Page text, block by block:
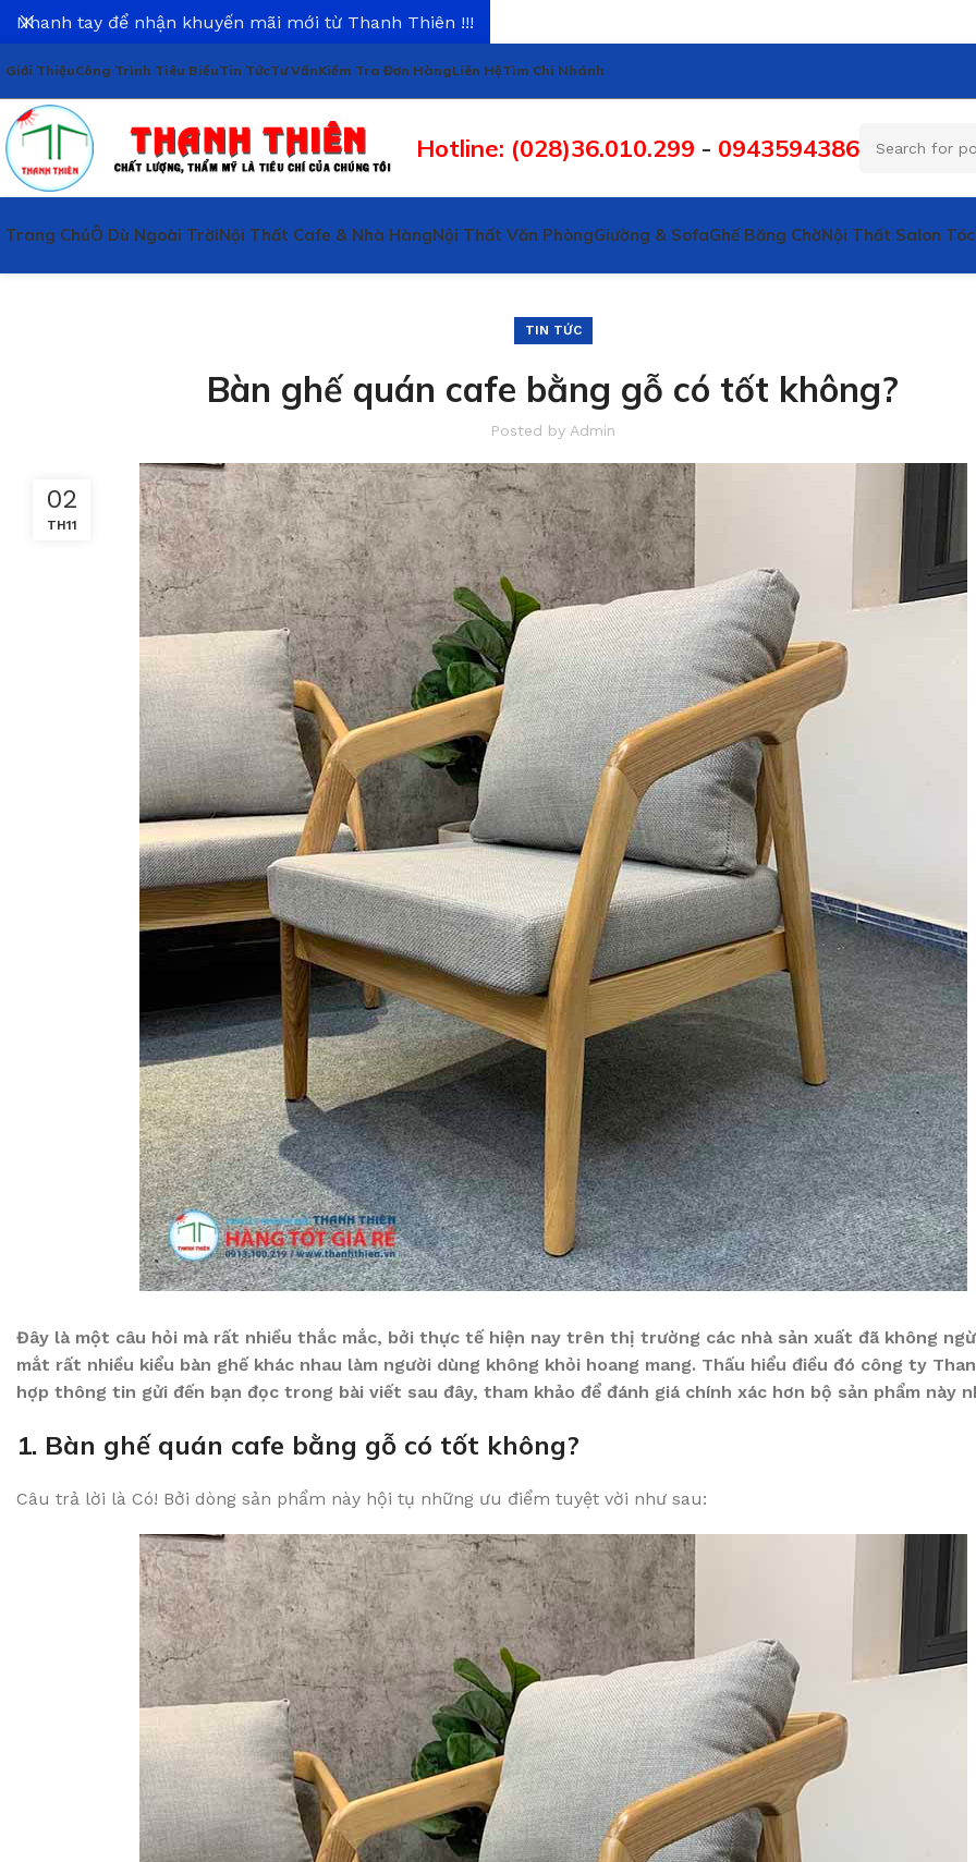
Giới ThiệuCông Trình Tiêu BiểuTin TứcTư VấnKiểm Tra Đơn HàngLiên HệTìm Chi Nhánh
Hotline: (028)36.010.299 - 0943594386
Trang ChủÔ Dù Ngoài TrờiNội Thất Cafe & Nhà HàngNội Thất Văn PhòngGiường & SofaGhế Băng ChờNội Thất Salon Tóc
TIN TỨC
Bàn ghế quán cafe bằng gỗ có tốt không?
Posted by Admin
02
TH11
Đây là một câu hỏi mà rất nhiều thắc mắc, bởi thực tế hiện nay trên thị trường các nhà sản xuất đã không
mắt rất nhiều kiểu bàn ghế khác nhau làm người dùng không khỏi hoang mang. Thấu hiểu điều đó công ty
hợp thông tin gửi đến bạn đọc trong bài viết sau đây, tham khảo để đánh giá chính xác hơn bộ sản phẩm này
1. Bàn ghế quán cafe bằng gỗ có tốt không?
Câu trả lời là Có! Bởi dòng sản phẩm này hội tụ những ưu điểm tuyệt vời như sau:
Nhanh tay để nhận khuyến mãi mới từ Thanh Thiên !!!